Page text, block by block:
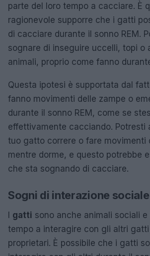
parte del loro tempo a cacciare. È
ragionevole supporre che i gatti
di cacciare durante il sonno REM.
sognare di inseguire uccelli, topi o
animali, proprio come fanno
Questa ipotesi è supportata dal
fanno movimenti delle zampe o
durante il sonno REM, come se
effettivamente cacciando. Potresti
tuo gatto correre o fare movimenti
mentre dorme, e questo potrebbe
che sta sognando di cacciare.
Sogni di interazione sociale
I gatti sono anche animali sociali
tempo a interagire con gli altri
proprietari. È possibile che i gatti